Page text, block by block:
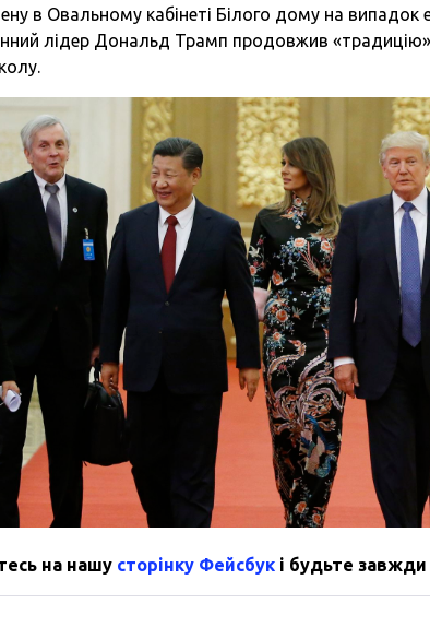
в Овальному кабінеті Білого дому на випадок
лідер Дональд Трамп продовжив
на нашу сторінку Фейсбук і будьте завжди